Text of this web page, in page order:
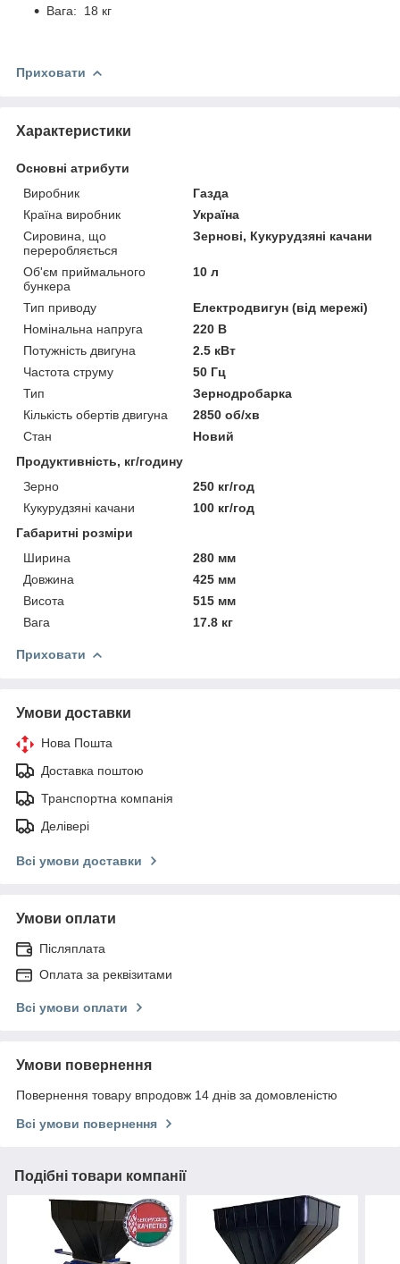
Вага: 18 кг
Приховати
Характеристики
Основні атрибути
Виробник
Газда
Країна виробник
Україна
Сировина, що
переробляється
Зернові, Кукурудзяні качани
Об'єм приймального
бункера
10 л
Тип приводу
Електродвигун (від мережі)
Номінальна напруга
220 В
Потужність двигуна
2.5 кВт
Частота струму
50 Гц
Тип
Зернодробарка
Кількість обертів двигуна
2850 об/хв
Стан
Новий
Продуктивність, кг/годину
Зерно
250 кг/год
Кукурудзяні качани
100 кг/год
Габаритні розміри
Ширина
280 мм
Довжина
425 мм
Висота
515 мм
Вага
17.8 кг
Приховати
Умови доставки
Нова Пошта
Доставка поштою
Транспортна компанія
Делівері
Всі умови доставки
Умови оплати
Післяплата
Оплата за реквізитами
Всі умови оплати
Умови повернення
Повернення товару впродовж 14 днів за домовленістю
Всі умови повернення
Подібні товари компанії